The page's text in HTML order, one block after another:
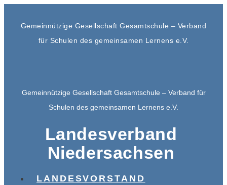
Gemeinnützige Gesellschaft Gesamtschule – Verband
für Schulen des gemeinsamen Lernens e.V.
Gemeinnützige Gesellschaft Gesamtschule – Verband für
Schulen des gemeinsamen Lernens e.V.
Landesverband
Niedersachsen
LANDESVORSTAND